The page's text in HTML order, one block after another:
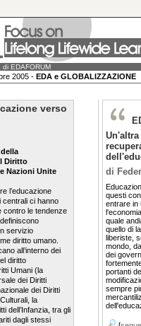
di EDAFORUM
2005 - EDA e GLOBALIZZAZIONE
verso
Diritto
Nazioni Unite
l’educazione
centrali ci hanno
contro le tendenze
servizio
diritto umano.
all’interno dei
diritto
Umani (la
dei Diritti
dei Diritti
la
dell’Infanzia, tra gli
dagli stessi
di
questi
entrare in
quale
quello di
liberiste,
mondo,
dei
portanti
sempre